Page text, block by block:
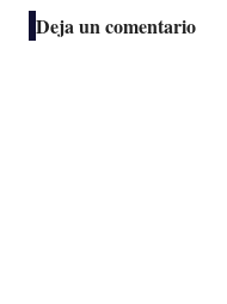
Deja un comentario